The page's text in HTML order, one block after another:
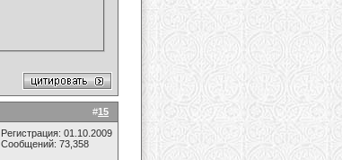
#15
Регистрация: 01.10.2009
Сообщений: 73,358